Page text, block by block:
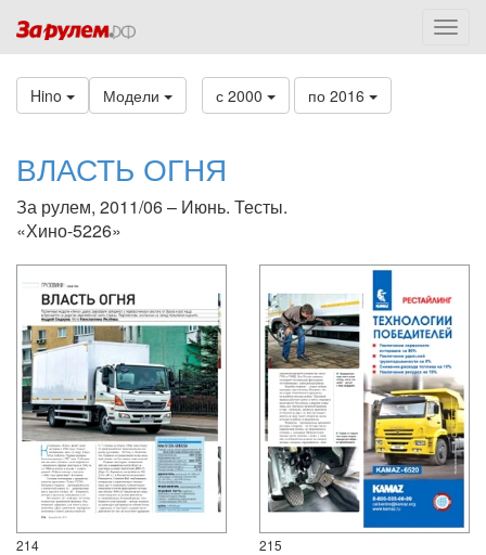
Hino Модели с 2000 по 2016
ВЛАСТЬ ОГНЯ
За рулем, 2011/06 – Июнь. Тесты.
«Хино-5226»
214 215